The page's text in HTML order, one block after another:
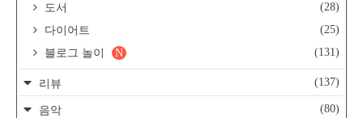
도서
(28)
다이어트
(25)
블로그 놀이
(131)
N
리뷰 (137)
음악
(80)